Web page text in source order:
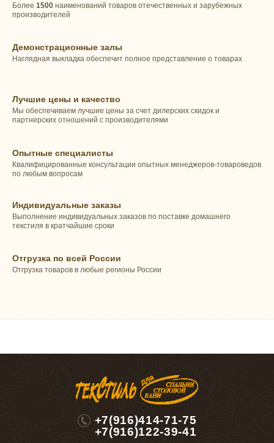
Более 1500 наименований товаров отечественных и зарубежных
производителей
Демонстрационные залы
Наглядная выкладка обеспечит полное представление о товарах
Лучшие цены и качество
Мы обеспечиваем лучшие цены за счет дилерских скидок и
партнерских отношений с производителями
Опытные специалисты
Квалифицированные консультации опытных менеджеров-товароведов
по любым вопросам
Индивидуальные заказы
Выполнение индивидуальных заказов по поставке домашнего
текстиля в кратчайшие сроки
Отгрузка по всей России
Отгрузка товаров в любые регионы России
+7(916)414-71-75
+7(916)122-39-41